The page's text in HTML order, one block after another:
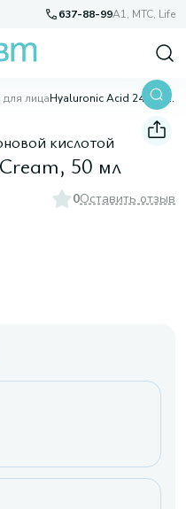
637-88-99A1, МТС, Life
для лица Hyaluronic Acid 24/7 Cream, 50 мл
кислотой
50 мл
0Оставить отзыв